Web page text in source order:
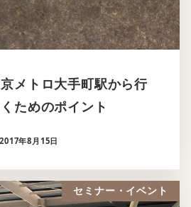
メトロ大手町駅から行
ためのポイント
2017年8月15日
セミナー・イベント